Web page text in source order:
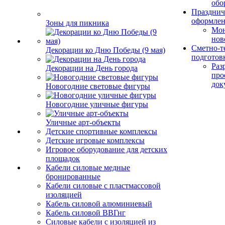
Зоны для пикника
Декорации ко Дню Победы (9 мая)
Декорации на День города
Новогодние световые фигуры
Новогодние уличные фигуры
Уличные арт-объекты
Детские спортивные комплексы
Детские игровые комплексы
Игровое оборудование для детских
площадок
Кабели силовые медные
бронированные
Кабели силовые с пластмассовой
изоляцией
Кабель силовой алюминиевый
Кабель силовой ВВГнг
Силовые кабели с изоляцией из
Сметно-